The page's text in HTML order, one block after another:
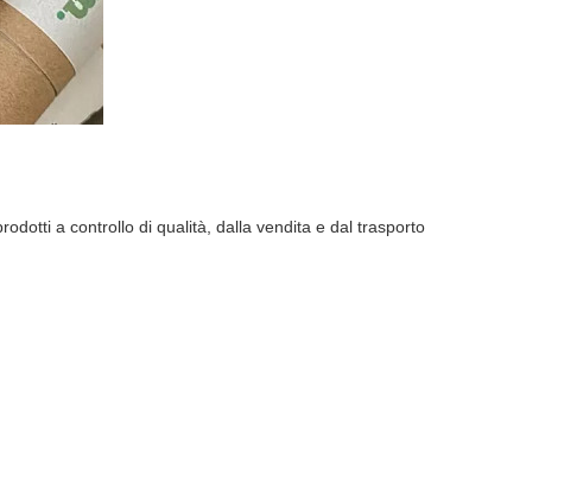
a controllo di qualità, dalla vendita e dal trasporto